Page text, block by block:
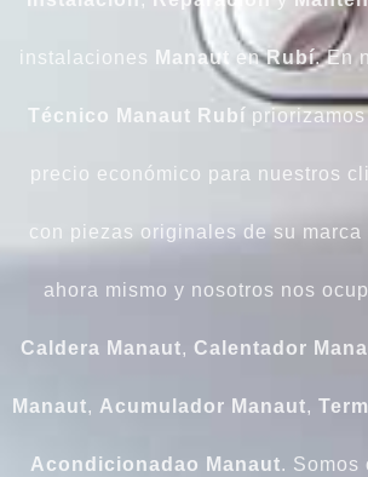
instalaciones Manaut enRubí. En
Técnico Manaut Rubí
precio económico para nuestros
con piezas originales de su marca
ahora mismo y nosotros nos
Caldera Manaut, Calentador
Manaut, Acumulador Manaut,
Acondicionadao Manaut. Somos